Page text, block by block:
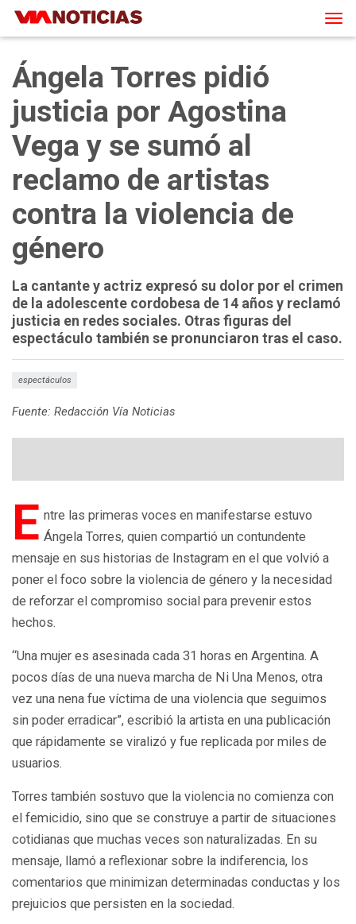
Ángela Torres pidió
justicia por Agostina
Vega y se sumó al
reclamo de artistas
contra la violencia de
género
La cantante y actriz expresó su dolor por el crimen
de la adolescente cordobesa de 14 años y reclamó
justicia en redes sociales. Otras figuras del
espectáculo también se pronunciaron tras el caso.
espectáculos
Fuente: Redacción Vía Noticias
E ntre las primeras voces en manifestarse estuvo
Ángela Torres, quien compartió un contundente
mensaje en sus historias de Instagram en el que volvió a
poner el foco sobre la violencia de género y la necesidad
de reforzar el compromiso social para prevenir estos
hechos.
“Una mujer es asesinada cada 31 horas en Argentina. A
pocos días de una nueva marcha de Ni Una Menos, otra
vez una nena fue víctima de una violencia que seguimos
sin poder erradicar”, escribió la artista en una publicación
que rápidamente se viralizó y fue replicada por miles de
usuarios.
Torres también sostuvo que la violencia no comienza con
el femicidio, sino que se construye a partir de situaciones
cotidianas que muchas veces son naturalizadas. En su
mensaje, llamó a reflexionar sobre la indiferencia, los
comentarios que minimizan determinadas conductas y los
prejuicios que persisten en la sociedad.